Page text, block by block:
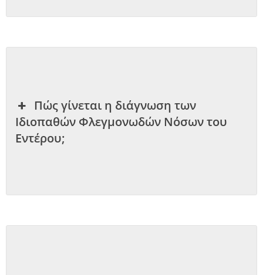
Πώς γίνεται η διάγνωση των
Ιδιοπαθών Φλεγμονωδών Νόσων του
Εντέρου;